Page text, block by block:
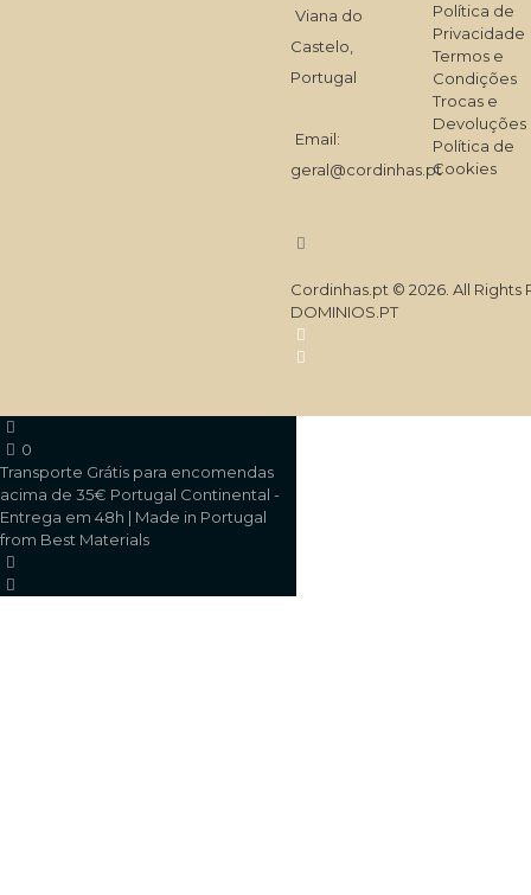
Viana do
Castelo,
Portugal
Email:
geral@cordinhas.pt
Política de
Privacidade
Termos e
Condições
Trocas e
Devoluções
Política de
Cookies
Cordinhas.pt © 2026. All
DOMINIOS.PT
0
Transporte Grátis para encomendas
acima de 35€ Portugal Continental -
Entrega em 48h | Made in Portugal
from Best Materials